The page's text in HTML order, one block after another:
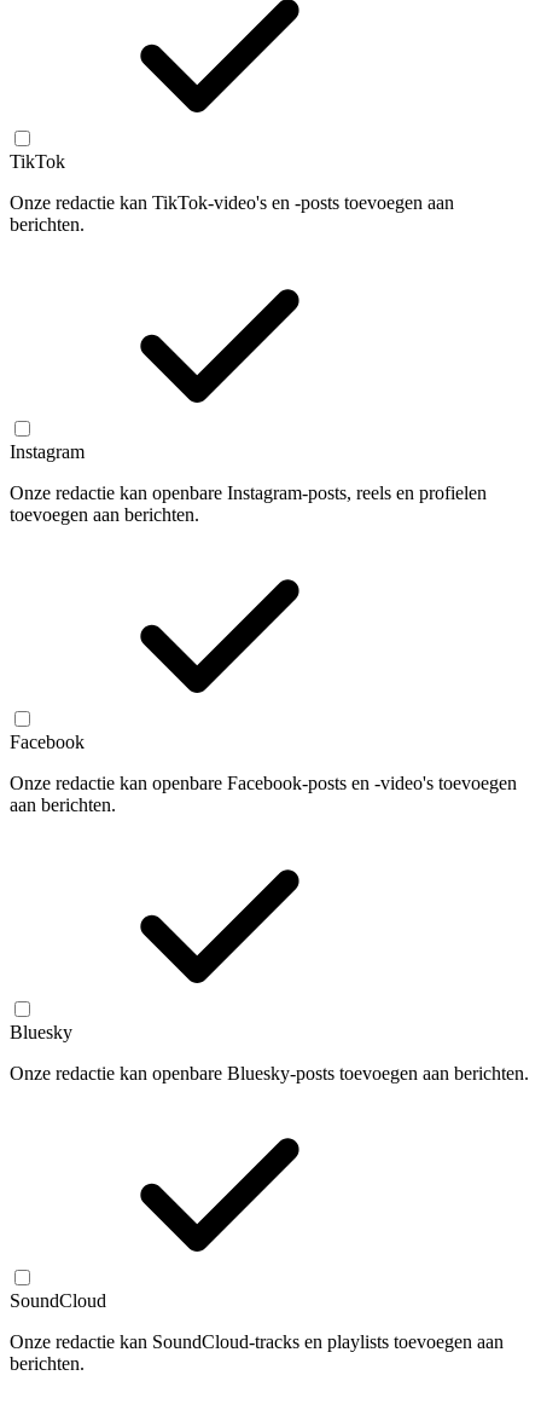
TikTok
Onze redactie kan TikTok-video's en -posts toevoegen aan
berichten.
Instagram
Onze redactie kan openbare Instagram-posts, reels en profielen
toevoegen aan berichten.
Facebook
Onze redactie kan openbare Facebook-posts en -video's toevoegen
aan berichten.
Bluesky
Onze redactie kan openbare Bluesky-posts toevoegen aan berichten.
SoundCloud
Onze redactie kan SoundCloud-tracks en playlists toevoegen aan
berichten.